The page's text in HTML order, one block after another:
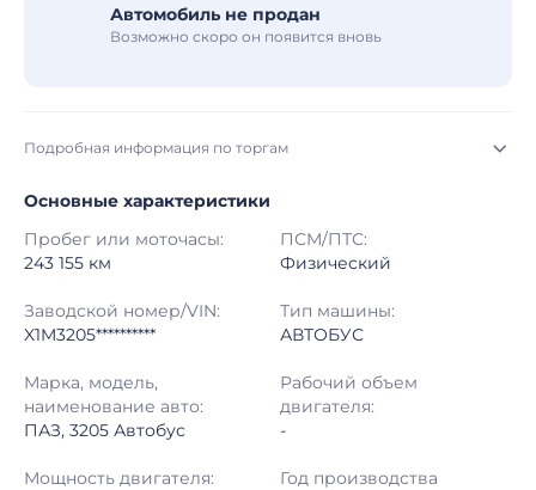
Автомобиль не продан
Возможно скоро он появится вновь
Подробная информация по торгам
Начало торгов: 23.07.2026, 09:12 МСК
Конец торгов: 24.07.2026, 13:09 МСК
Тип аукциона: Открытые торги
Шаг торгов: 50 000 ₽
Основные характеристики
Пробег или моточасы:
243 155 км
ПСМ/ПТС:
Физический
Заводской номер/VIN:
X1M3205**********
Тип машины:
АВТОБУС
Марка, модель,
наименование авто:
ПАЗ, 3205 Автобус
Рабочий объем
двигателя:
-
Мощность двигателя:
Год производства